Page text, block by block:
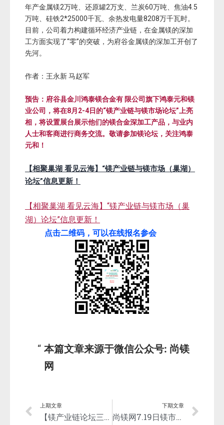
年产金属镁2万吨、还原罐2万支、兰炭60万吨、焦油4.5
万吨、硅铁2*25000千瓦、余热发电量8208万千瓦时。
目前，公司着力构建循环经济产业链，在金属镁的深加
工方面实现了“零”的突破，为府谷金属镁的深加工开创了
先河。
作者：王永新 马赵军
预告： 府谷县金川鸿泰镁合金有 限公司旗下鸿泰元和镁
业公司，将在8月2-4日的“镁产业链与镁市场论坛”上亮
相，将设置展台展示他们的镁合金深加工产品，与业内
人士和客商进行商务交流。敬请参加镁论坛，关注鸿泰
元和！
【相聚巢湖 看见云海】“镁产业链与镁市场（巢湖）
论坛”信息更新！
【相聚巢湖 看见云海】“镁产业链与镁市场（巢
湖）论坛”信息更新！
点击二维码，可以在线报名参会
本篇文章来源于微信公众号: 尚镁
网
上期文章
【镁产业链论坛三大亮点】讨论热点议题；参观领军企业；集聚各方精英！
下期文章
尚镁网7.19日镁市场：镁市延续上行